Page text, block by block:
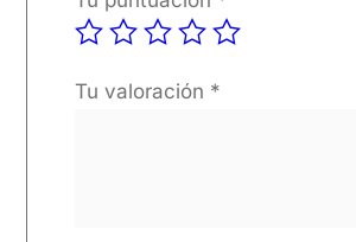
Tu valoración *